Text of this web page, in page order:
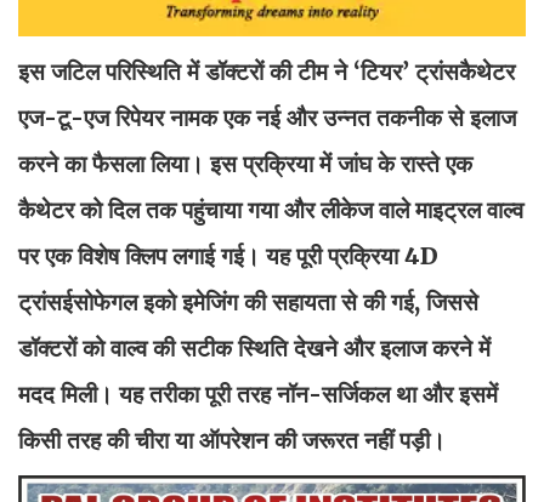
इस जटिल परिस्थिति में डॉक्टरों की टीम ने ‘टियर’ ट्रांसकैथेटर
एज-टू-एज रिपेयर नामक एक नई और उन्नत तकनीक से इलाज
करने का फैसला लिया। इस प्रक्रिया में जांघ के रास्ते एक
कैथेटर को दिल तक पहुंचाया गया और लीकेज वाले माइट्रल वाल्व
पर एक विशेष क्लिप लगाई गई। यह पूरी प्रक्रिया 4D
ट्रांसईसोफेगल इको इमेजिंग की सहायता से की गई, जिससे
डॉक्टरों को वाल्व की सटीक स्थिति देखने और इलाज करने में
मदद मिली। यह तरीका पूरी तरह नॉन-सर्जिकल था और इसमें
किसी तरह की चीरा या ऑपरेशन की जरूरत नहीं पड़ी।